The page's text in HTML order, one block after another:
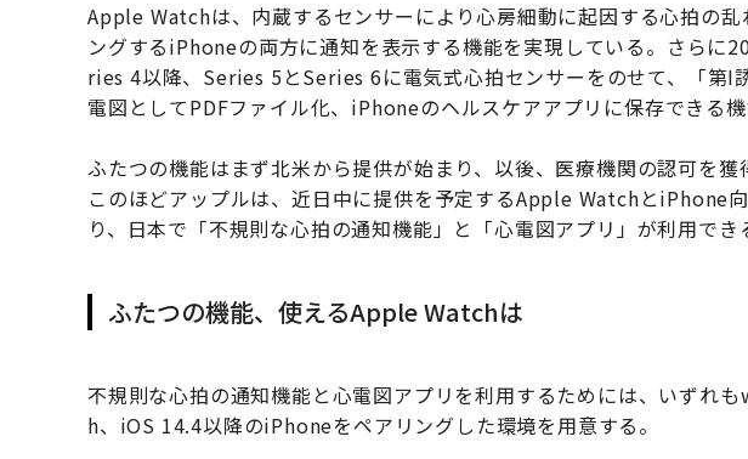
Apple Watchは、内蔵するセンサーにより心房細動に起因する心拍の乱
ングするiPhoneの両方に通知を表示する機能を実現している。さらに
ries 4以降、Series 5とSeries 6に電気式心拍センサーをのせて、「第I
電図としてPDFファイル化、iPhoneのヘルスケアアプリに保存できる機
ふたつの機能はまず北米から提供が始まり、以後、医療機関の認可を獲
このほどアップルは、近日中に提供を予定するApple WatchとiPhone
り、日本で「不規則な心拍の通知機能」と「心電図アプリ」が利用でき
ふたつの機能、使えるApple Watchは
不規則な心拍の通知機能と心電図アプリを利用するためには、いずれ
h、iOS 14.4以降のiPhoneをペアリングした環境を用意する。